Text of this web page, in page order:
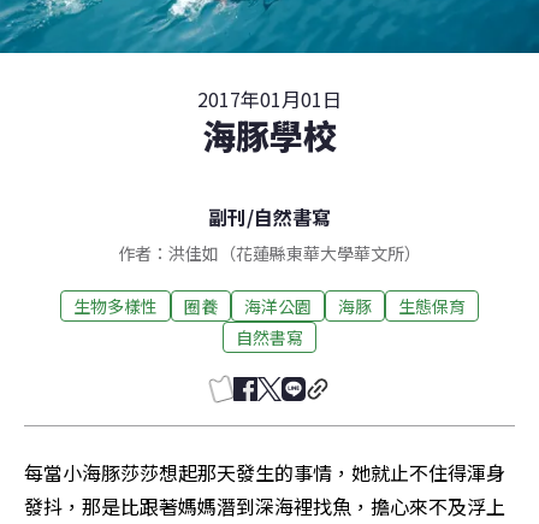
2017年01月01日
海豚學校
副刊/自然書寫
作者：洪佳如（花蓮縣東華大學華文所）
生物多樣性 圈養 海洋公園 海豚
生態保育
自然書寫
每當小海豚莎莎想起那天發生的事情，她就止不住得渾身
發抖，那是比跟著媽媽潛到深海裡找魚，擔心來不及浮上